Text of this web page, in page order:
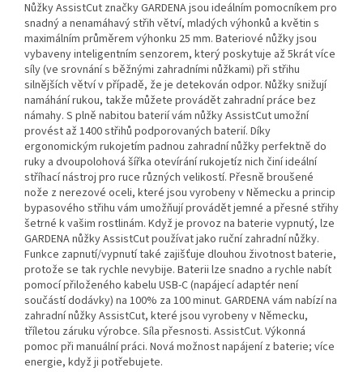
Nůžky AssistCut značky GARDENA jsou ideálním pomocníkem pro
snadný a nenamáhavý střih větví, mladých výhonků a květin s
maximálním průměrem výhonku 25 mm. Bateriové nůžky jsou
vybaveny inteligentním senzorem, který poskytuje až 5krát více
síly (ve srovnání s běžnými zahradními nůžkami) při střihu
silnějších větví v případě, že je detekován odpor. Nůžky snižují
namáhání rukou, takže můžete provádět zahradní práce bez
námahy. S plně nabitou baterií vám nůžky AssistCut umožní
provést až 1400 střihů podporovaných baterií. Díky
ergonomickým rukojetím padnou zahradní nůžky perfektně do
ruky a dvoupolohová šířka otevírání rukojetíz nich činí ideální
stříhací nástroj pro ruce různých velikostí. Přesně broušené
nože z nerezové oceli, které jsou vyrobeny v Německu a princip
bypasového střihu vám umožňují provádět jemné a přesné střihy
šetrné k vašim rostlinám. Když je provoz na baterie vypnutý, lze
GARDENA nůžky AssistCut používat jako ruční zahradní nůžky.
Funkce zapnutí/vypnutí také zajišťuje dlouhou životnost baterie,
protože se tak rychle nevybije. Baterii lze snadno a rychle nabít
pomocí přiloženého kabelu USB-C (napájecí adaptér není
součástí dodávky) na 100% za 100 minut. GARDENA vám nabízí na
zahradní nůžky AssistCut, které jsou vyrobeny v Německu,
tříletou záruku výrobce. Síla přesnosti. AssistCut. Výkonná
pomoc při manuální práci. Nová možnost napájení z baterie; více
energie, když ji potřebujete.